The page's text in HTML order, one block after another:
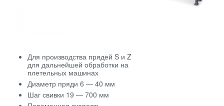
Для производства прядей S и Z
для дальнейшей обработки на
плетельных машинах
Диаметр пряди 6 — 40 мм
Шаг свивки 19 — 700 мм